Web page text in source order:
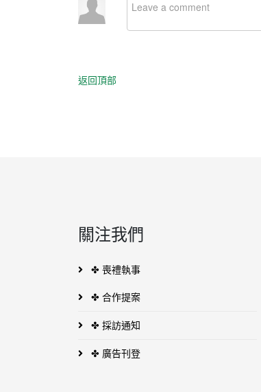
返回頂部
關注我們
✤ 喪禮執事
✤ 合作提案
✤ 採訪通知
✤ 廣告刊登